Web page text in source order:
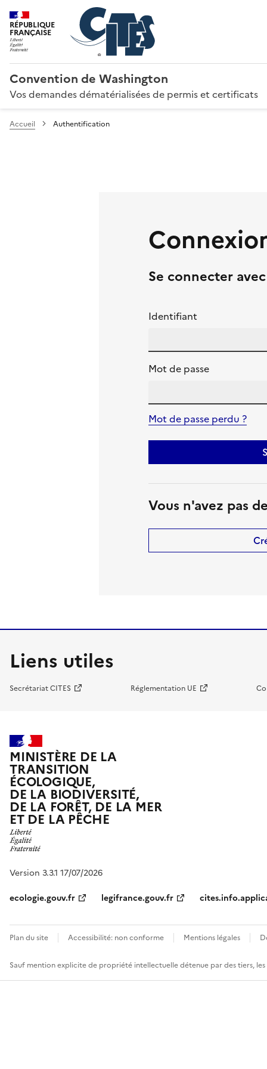
RÉPUBLIQUE
FRANÇAISE
Convention de Washington
Vos demandes dématérialisées de permis et certificats
Accueil Authentification
Se connecter
Identifiant
Mot de passe
Mot de passe perdu ?
Vous n'avez pas
Liens utiles
Secrétariat CITES Réglementation UE
MINISTÈRE DE LA
TRANSITION
ÉCOLOGIQUE,
DE LA BIODIVERSITÉ,
DE LA FORÊT, DE LA MER
ET DE LA PÊCHE
Version 3.3.1 17/07/2026
ecologie.gouv.fr
legifrance.gouv.fr
Plan du site Accessibilité: non conforme Mentions légales
Sauf mention explicite de propriété intellectuelle détenue par des tiers,